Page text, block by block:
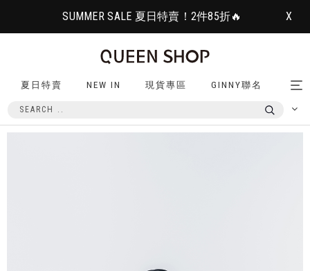
SUMMER SALE 夏日特賣！2件85折🔥 X
夏日特賣 NEW IN 現貨專區 GINNY聯名